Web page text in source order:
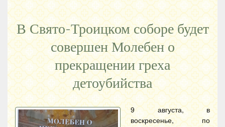
В Свято-Троицком соборе будет
совершен Молебен о
прекращении греха
детоубийства
9 августа, в
воскресенье, по